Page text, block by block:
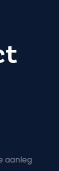
aanleg